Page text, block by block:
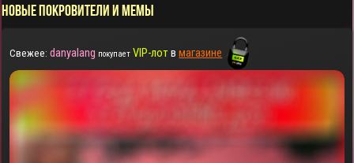
НОВЫЕ ПОКРОВИТЕЛИ И МЕМЫ
Свежее: danyalang покупает VIP-лотвмагазине